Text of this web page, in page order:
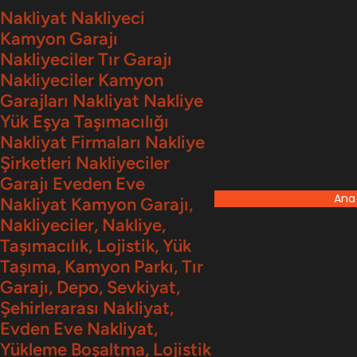
İçeriğe
geç
Nakliyat Nakliyeci
Kamyon Garajı
Nakliyeciler Tır Garajı
Nakliyeciler Kamyon
Garajları Nakliyat Nakliye
Yük Eşya Taşımacılığı
Nakliyat Firmaları Nakliye
Şirketleri Nakliyeciler
Garajı Eveden Eve
Nakliyat Kamyon Garajı,
Nakliyeciler, Nakliye,
Taşımacılık, Lojistik, Yük
Taşıma, Kamyon Parkı, Tır
Garajı, Depo, Sevkiyat,
Şehirlerarası Nakliyat,
Evden Eve Nakliyat,
Yükleme Boşaltma, Lojistik